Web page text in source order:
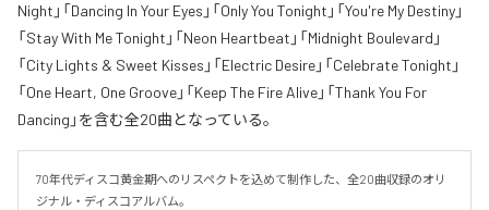
Night」「Dancing In Your Eyes」「Only You Tonight」「You're My Destiny」
「Stay With Me Tonight」「Neon Heartbeat」「Midnight Boulevard」
「City Lights & Sweet Kisses」「Electric Desire」「Celebrate Tonight」
「One Heart, One Groove」「Keep The Fire Alive」「Thank You For
Dancing」を含む全20曲となっている。
70年代ディスコ黄金期へのリスペクトを込めて制作した、全20曲収録のオリ
ジナル・ディスコアルバム。